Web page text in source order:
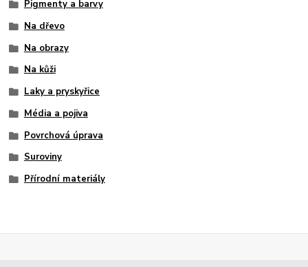
Pigmenty a barvy
Na dřevo
Na obrazy
Na kůži
Laky a pryskyřice
Média a pojiva
Povrchová úprava
Suroviny
Přírodní materiály